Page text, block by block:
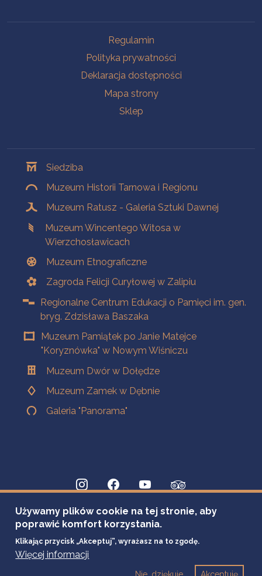
Regulamin
Polityka prywatności
Deklaracja dostępności
Mapa strony
Sklep
Siedziba
Muzeum Historii Tarnowa i Regionu
Muzeum Ratusz - Galeria Sztuki Dawnej
Muzeum Wincentego Witosa w
Wierzchosławicach
Muzeum Etnograficzne
Zagroda Felicji Curyłowej w Zalipiu
Regionalne Centrum Edukacji o Pamięci im. gen.
bryg. Zdzisława Baszaka
Muzeum Pamiątek po Janie Matejce
"Koryznówka" w Nowym Wiśniczu
Muzeum Dwór w Dołędze
Muzeum Zamek w Dębnie
Galeria "Panorama"
Używamy plików cookie na tej stronie, aby
poprawić komfort korzystania.
Klikając przycisk „Akceptuj”, wyrażasz na to zgodę.
Więcej informacji